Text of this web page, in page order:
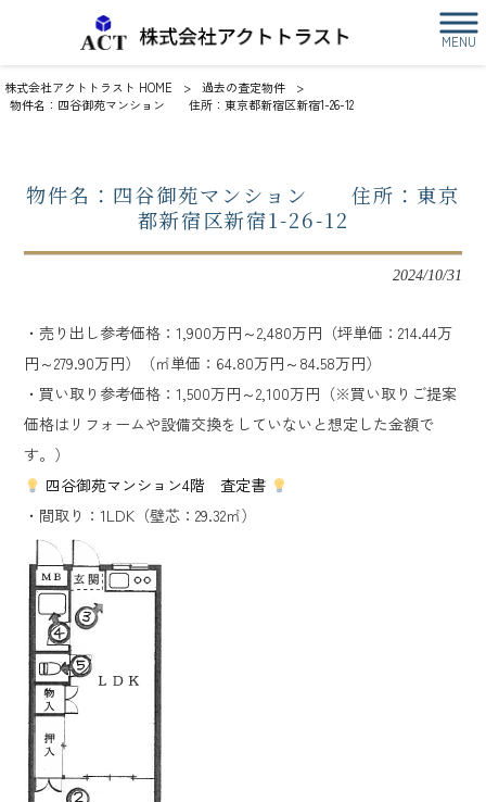
MENU
株式会社アクトトラスト HOME > 過去の査定物件
>
物件名：四谷御苑マンション 住所：東京都新宿区新宿1-26-12
物件名：四谷御苑マンション 住所：東京
都新宿区新宿1-26-12
2024/10/31
・売り出し参考価格：1,900万円～2,480万円（坪単価：214.44万
円～279.90万円）（㎡単価：64.80万円～84.58万円）
・買い取り参考価格：1,500万円～2,100万円（※買い取りご提案
価格はリフォームや設備交換をしていないと想定した金額で
す。）
四谷御苑マンション4階 査定書
・間取り：1LDK（壁芯：29.32㎡）